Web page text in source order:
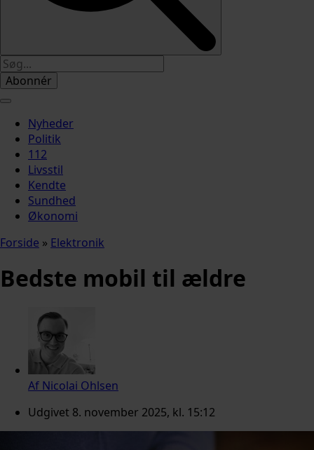
Abonnér
Nyheder
Politik
112
Livsstil
Kendte
Sundhed
Økonomi
Forside » Elektronik
Bedste mobil til ældre
Af Nicolai Ohlsen
Udgivet 8. november 2025, kl. 15:12